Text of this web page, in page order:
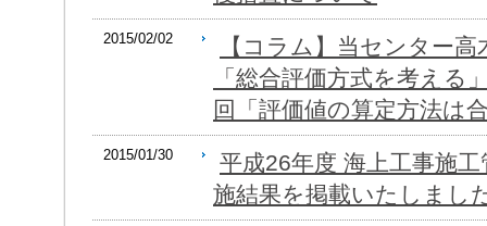
2015/02/02
【コラム】当センター
「総合評価方式を考える
回「評価値の算定方法は
2015/01/30
平成26年度 海上工事施
施結果を掲載いたしまし